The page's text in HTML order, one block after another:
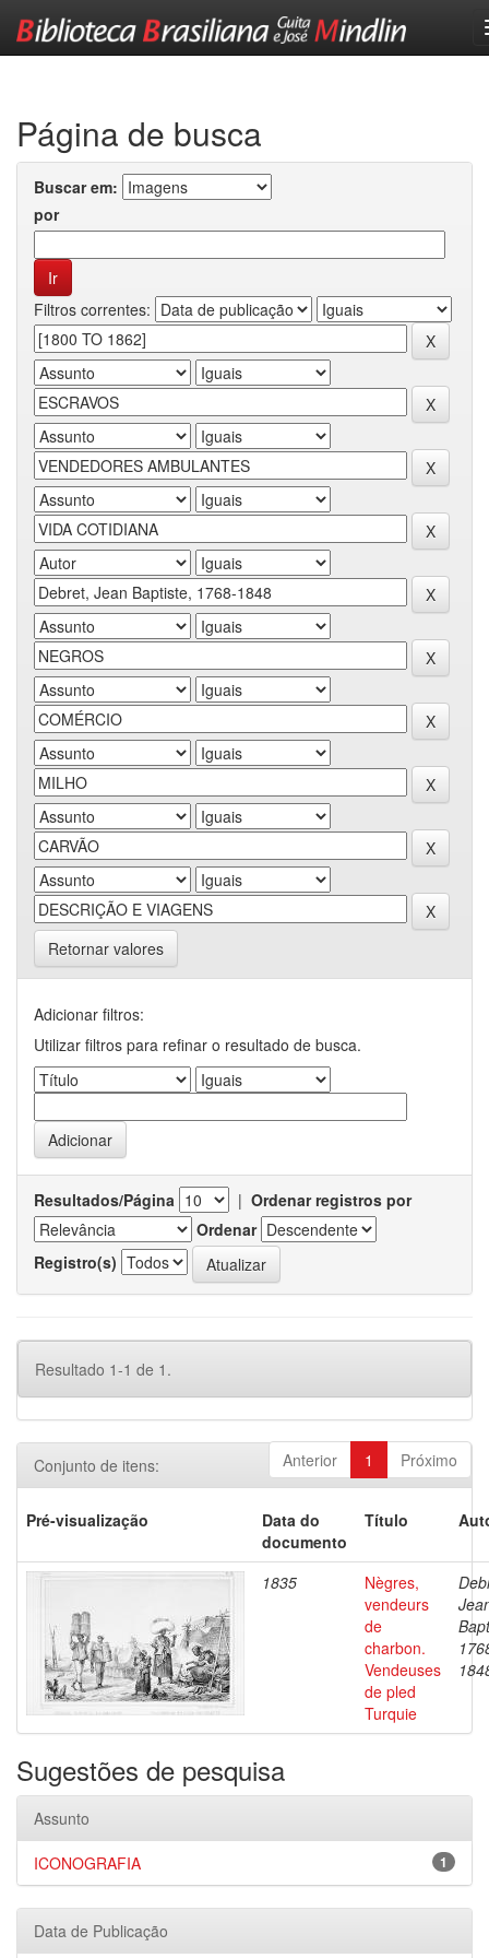
Página de busca
Buscar em:
por
Filtros correntes:
Retornar valores
Adicionar filtros:
Utilizar filtros para refinar o resultado de busca.
Resultados/Página | Ordenar registros por
Ordenar
Registro(s)
Resultado 1-1 de 1.
Anterior 1 Próximo
Conjunto de itens:
Pré-visualização
Data do
documento
Título
1835
Nègres,
vendeurs
de
charbon.
Vendeuses
de pled
Turquie
Sugestões de pesquisa
Assunto
1
ICONOGRAFIA
Data de Publicação